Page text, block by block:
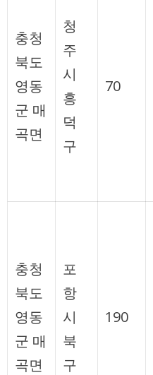
충청
북도
영동
군 매
곡면
청
주
시
흥
덕
구
70
충청
북도
영동
군 매
곡면
포
항
시
북
구
190